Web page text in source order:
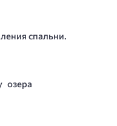
спальни.
озера